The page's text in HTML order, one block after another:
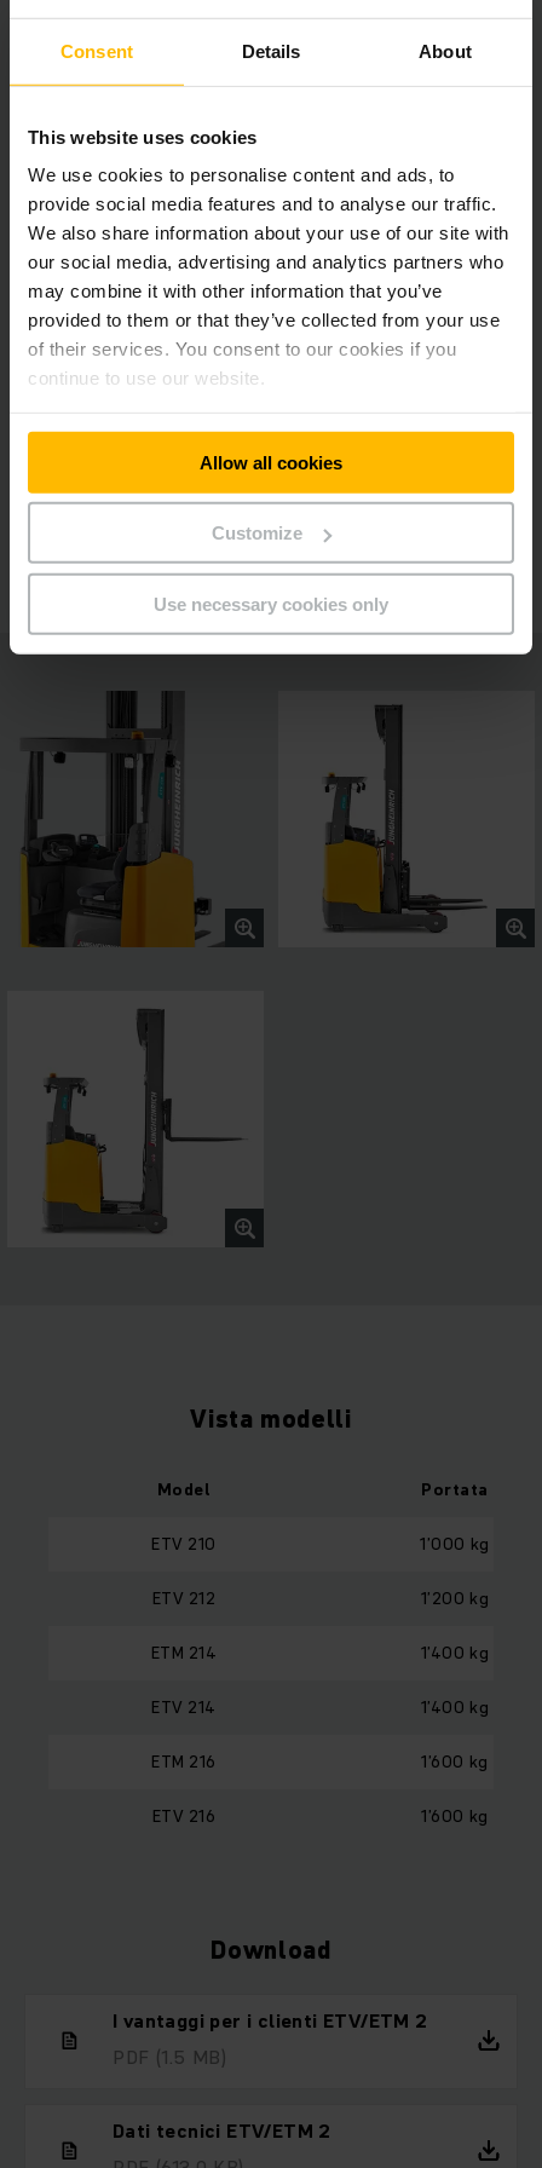
Consent Details About
This website uses cookies
We use cookies to personalise content and ads, to
provide social media features and to analyse our traffic.
We also share information about your use of our site with
our social media, advertising and analytics partners who
may combine it with other information that you’ve
provided to them or that they’ve collected from your use
of their services. You consent to our cookies if you
continue to use our website.
Allow all cookies
Customize
Use necessary cookies only
loweringPRO
EasyAccess
Display a colori da 4 pollici
Pacchetti di allestimento per differenti
condizioni d'impiego
Postazione operatore ergonomica
Leva di comando soloPILOT
Vista modelli
Model Portata
ETV 210 1’000 kg
ETV 212 1’200 kg
ETM 214 1’400 kg
ETV 214 1’400 kg
ETM 216 1’600 kg
ETV 216 1’600 kg
Download
I vantaggi per i clienti ETV/ETM 2
PDF (1.5 MB)
Dati tecnici ETV/ETM 2